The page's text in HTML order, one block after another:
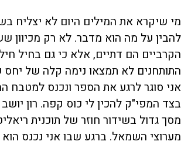
מי שיקרא את המילים היום לא יצליח
להבין על מה הוא מדבר. לא רק מכיוון
הקרביים הם דתיים, אלא כי גם בחיל
התותחנים לא תמצאו נימה קלה של יחס
אני סוגר לרגע את הספר ונכנס למטבח
בצד המפי"ק להכין לי כוס קפה. רון
מסך גדול בשידור חוזר של תוכנית
מערוצי השמאל. ברגע שבו אני נכנס